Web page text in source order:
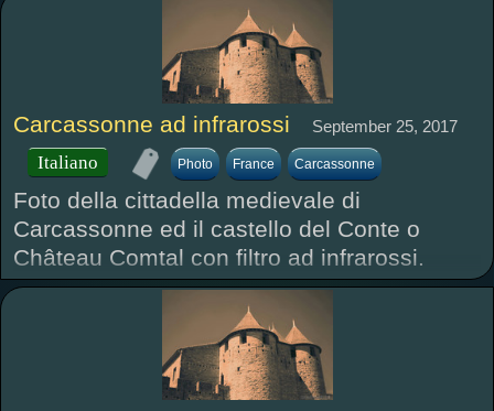
Carcassonne ad infrarossi September 25, 2017
Italiano Photo France Carcassonne
Foto della cittadella medievale di
Carcassonne ed il castello del Conte o
Château Comtal con filtro ad infrarossi.